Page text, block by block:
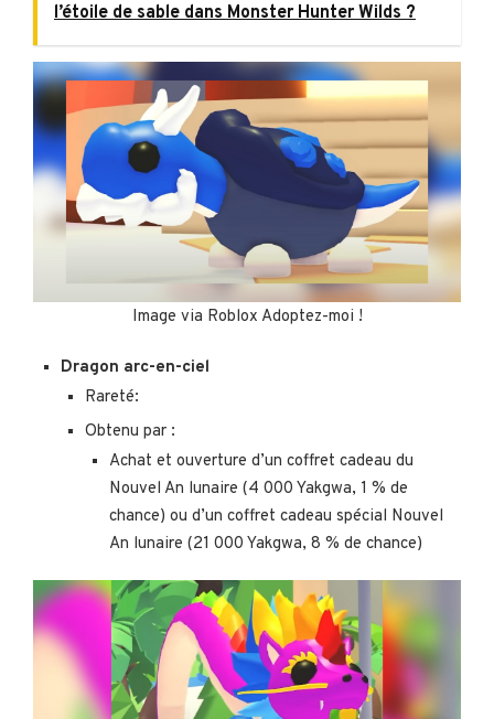
l’étoile de sable dans Monster Hunter Wilds ?
Image via Roblox Adoptez-moi !
Dragon arc-en-ciel
Rareté:
Obtenu par :
Achat et ouverture d’un coffret cadeau du
Nouvel An lunaire (4 000 Yakgwa, 1 % de
chance) ou d’un coffret cadeau spécial Nouvel
An lunaire (21 000 Yakgwa, 8 % de chance)